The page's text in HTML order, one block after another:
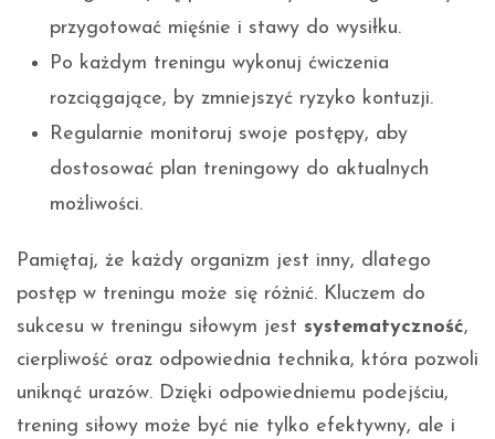
przygotować mięśnie i stawy do wysiłku.
Po każdym treningu wykonuj ćwiczenia
rozciągające, by zmniejszyć ryzyko kontuzji.
Regularnie monitoruj swoje postępy, aby
dostosować plan treningowy do aktualnych
możliwości.
Pamiętaj, że każdy organizm jest inny, dlatego
postęp w treningu może się różnić. Kluczem do
sukcesu w treningu siłowym jest systematyczność,
cierpliwość oraz odpowiednia technika, która pozwoli
uniknąć urazów. Dzięki odpowiedniemu podejściu,
trening siłowy może być nie tylko efektywny, ale i